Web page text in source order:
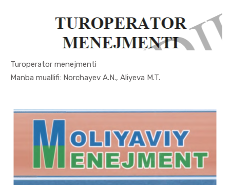
Turoperator menejmenti
Manba muallifi: Norchayev A.N., Aliyeva M.T.
In Menejme...